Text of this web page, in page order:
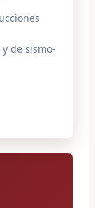
de sismo-